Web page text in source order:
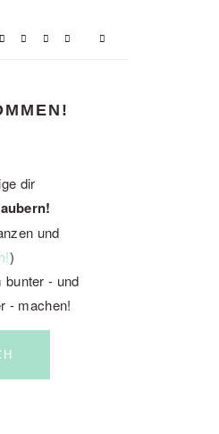
dir
und
)
bunter - und
- machen!